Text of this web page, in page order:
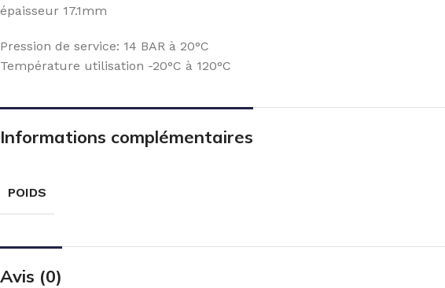
épaisseur 17.1mm
Pression de service: 14 BAR à 20°C
Température utilisation -20°C à 120°C
Informations complémentaires
POIDS
Avis (0)